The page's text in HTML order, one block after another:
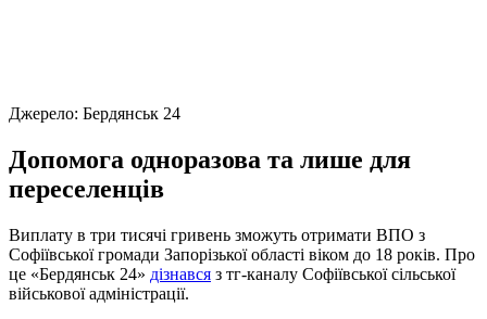
Джерело: Бердянськ 24
Допомога одноразова та лише для
переселенців
Виплату в три тисячі гривень зможуть отримати ВПО з
Софіївської громади Запорізької області віком до 18 років. Про
це «Бердянськ 24» дізнався з тг-каналу Софіївської сільської
військової адміністрації.